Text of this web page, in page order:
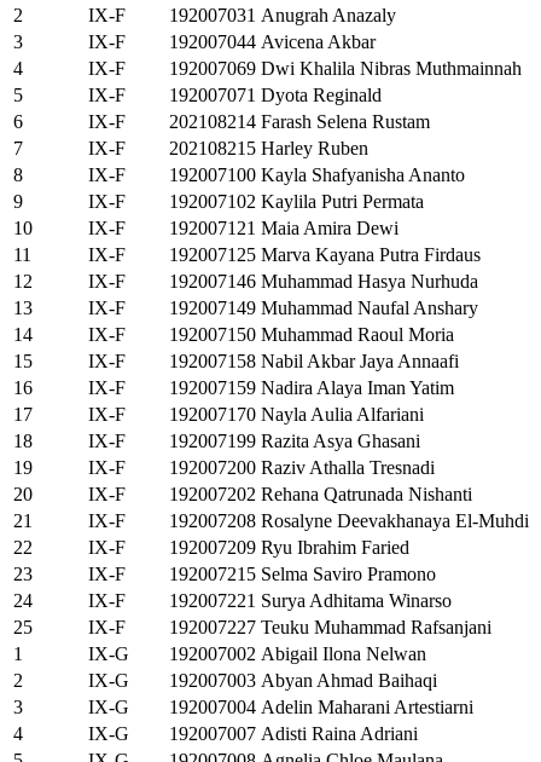
2
IX-F 192007031 Anugrah Anazaly
3
IX-F 192007044 Avicena Akbar
4
IX-F 192007069 Dwi Khalila Nibras Muthmainnah
5
IX-F 192007071 Dyota Reginald
6
IX-F 202108214 Farash Selena Rustam
7
IX-F 202108215 Harley Ruben
8
IX-F 192007100 Kayla Shafyanisha Ananto
9
IX-F 192007102 Kaylila Putri Permata
10
IX-F 192007121 Maia Amira Dewi
11
IX-F 192007125 Marva Kayana Putra Firdaus
12
IX-F 192007146 Muhammad Hasya Nurhuda
13
IX-F 192007149 Muhammad Naufal Anshary
14
IX-F 192007150 Muhammad Raoul Moria
15
IX-F 192007158 Nabil Akbar Jaya Annaafi
16
IX-F 192007159 Nadira Alaya Iman Yatim
17
IX-F 192007170 Nayla Aulia Alfariani
18
IX-F 192007199 Razita Asya Ghasani
19
IX-F 192007200 Raziv Athalla Tresnadi
20
IX-F 192007202 Rehana Qatrunada Nishanti
21
IX-F 192007208 Rosalyne Deevakhanaya El-Muhdi
22
IX-F 192007209 Ryu Ibrahim Faried
23
IX-F 192007215 Selma Saviro Pramono
24
IX-F 192007221 Surya Adhitama Winarso
25
IX-F 192007227 Teuku Muhammad Rafsanjani
1
IX-G 192007002 Abigail Ilona Nelwan
2
IX-G 192007003 Abyan Ahmad Baihaqi
3
IX-G 192007004 Adelin Maharani Artestiarni
4
IX-G 192007007 Adisti Raina Adriani